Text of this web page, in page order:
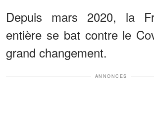
Depuis mars 2020, la
entière se bat contre le
grand changement.
ANNONCES